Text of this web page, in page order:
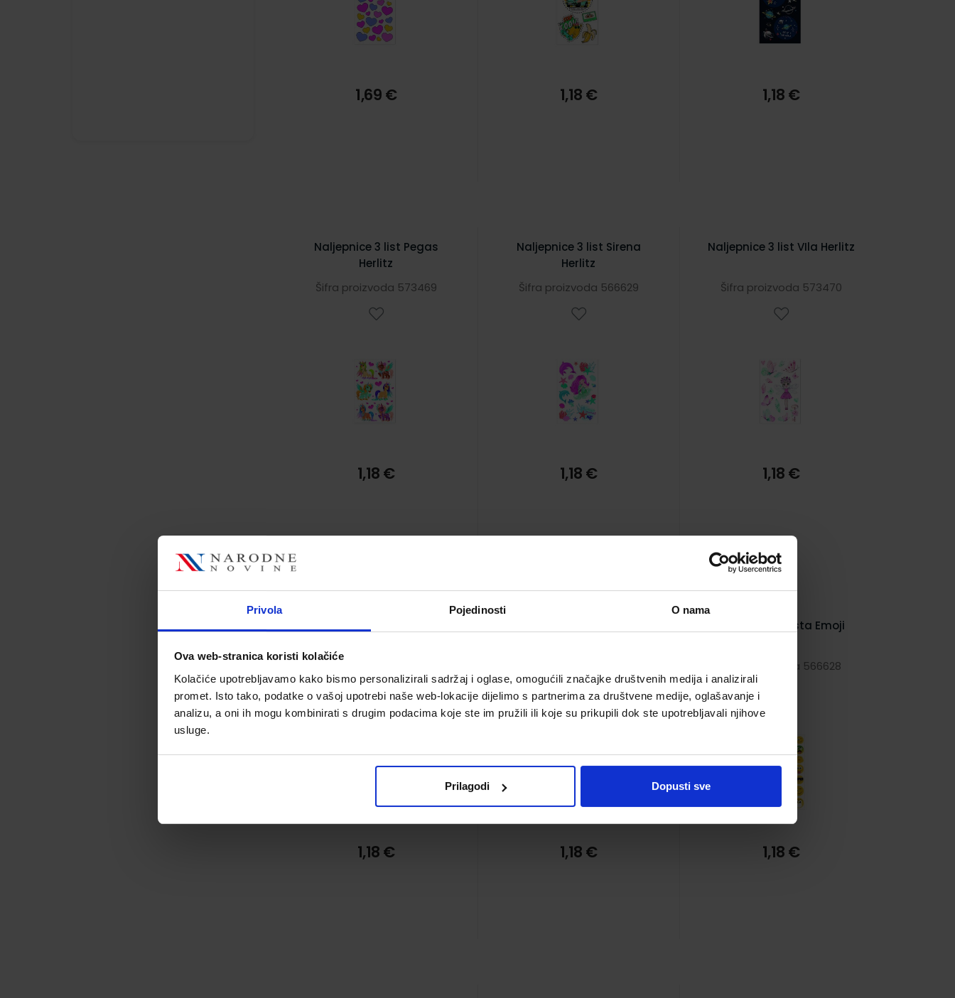
Privola Pojedinosti O nama
Ova web-stranica koristi kolačiće
Kolačiće upotrebljavamo kako bismo personalizirali sadržaj i oglase, omogućili značajke društvenih medija i analizirali
promet. Isto tako, podatke o vašoj upotrebi naše web-lokacije dijelimo s partnerima za društvene medije, oglašavanje i
analizu, a oni ih mogu kombinirati s drugim podacima koje ste im pružili ili koje su prikupili dok ste upotrebljavali njihove
usluge.
Prilagodi Dopusti sve
1,69 € 1,18 € 1,18 €
Naljepnice 3 list Pegas
Herlitz
Šifra proizvoda 573469
1,18 €
Naljepnice 3 list Sirena
Herlitz
Šifra proizvoda 566629
1,18 €
Naljepnice 3 list VIla Herlitz
Šifra proizvoda 573470
1,18 €
1,18 € 1,18 €
Naljepnice 3 lista Emoji
Šifra proizvoda 566628
1,18 €